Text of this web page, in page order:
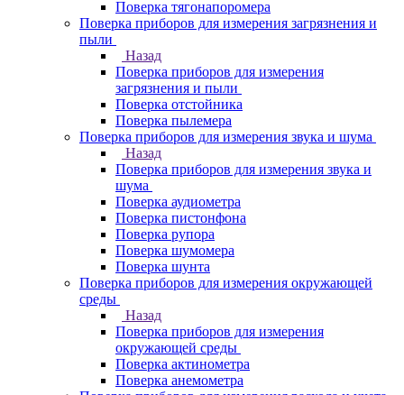
Поверка тягонапоромера
Поверка приборов для измерения загрязнения и
пыли
Назад
Поверка приборов для измерения
загрязнения и пыли
Поверка отстойника
Поверка пылемера
Поверка приборов для измерения звука и шума
Назад
Поверка приборов для измерения звука и
шума
Поверка аудиометра
Поверка пистонфона
Поверка рупора
Поверка шумомера
Поверка шунта
Поверка приборов для измерения окружающей
среды
Назад
Поверка приборов для измерения
окружающей среды
Поверка актинометра
Поверка анемометра